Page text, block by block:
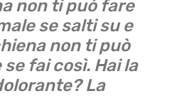
non ti può fare
se salti su e
non ti può
fai così. Hai la
La